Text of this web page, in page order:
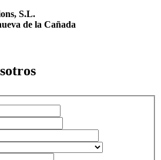
S.L.
de la Cañada